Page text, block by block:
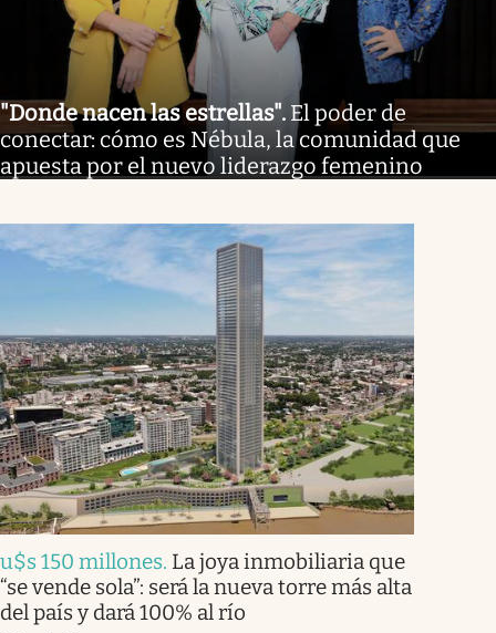
"Donde nacen las estrellas". El poder de
conectar: cómo es Nébula, la comunidad que
apuesta por el nuevo liderazgo femenino
u$s 150 millones. La joya inmobiliaria que
“se vende sola”: será la nueva torre más alta
del país y dará 100% al río